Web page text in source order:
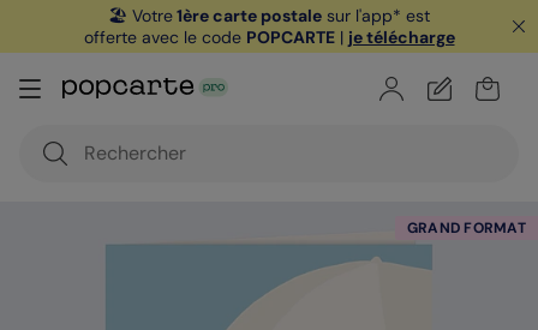
🏖️ Votre1ère carte postale sur l'app* est
offerte avec le code POPCARTE| je télécharge
GRAND FORMAT